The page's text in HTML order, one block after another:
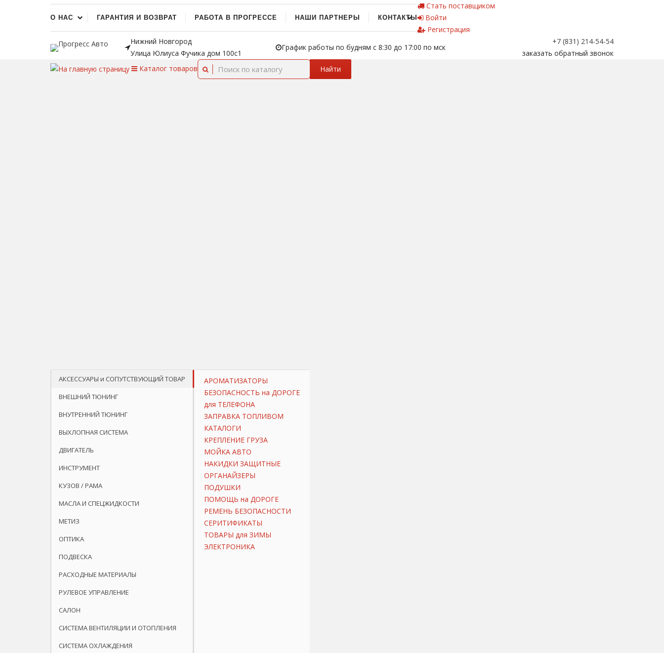
О НАС ГАРАНТИЯ И ВОЗВРАТ РАБОТА В ПРОГРЕССЕ НАШИ ПАРТНЕРЫ КОНТАКТЫ
Стать поставщиком
Войти
Регистрация
Нижний Новгород
Улица Юлиуса Фучика дом 100с1
График работы по будням с 8:30 до 17:00 по мск
+7 (831) 214-54-54
заказать обратный звонок
Каталог товаров Найти
АКСЕССУАРЫ и СОПУТСТВУЮЩИЙ ТОВАР
ВНЕШНИЙ ТЮНИНГ
ВНУТРЕННИЙ ТЮНИНГ
ВЫХЛОПНАЯ СИСТЕМА
ДВИГАТЕЛЬ
ИНСТРУМЕНТ
КУЗОВ / РАМА
МАСЛА И СПЕЦЖИДКОСТИ
МЕТИЗ
ОПТИКА
ПОДВЕСКА
РАСХОДНЫЕ МАТЕРИАЛЫ
РУЛЕВОЕ УПРАВЛЕНИЕ
САЛОН
СИСТЕМА ВЕНТИЛЯЦИИ И ОТОПЛЕНИЯ
СИСТЕМА ОХЛАЖДЕНИЯ
АРОМАТИЗАТОРЫ
БЕЗОПАСНОСТЬ на ДОРОГЕ
для ТЕЛЕФОНА
ЗАПРАВКА ТОПЛИВОМ
КАТАЛОГИ
КРЕПЛЕНИЕ ГРУЗА
МОЙКА АВТО
НАКИДКИ ЗАЩИТНЫЕ
ОРГАНАЙЗЕРЫ
ПОДУШКИ
ПОМОЩЬ на ДОРОГЕ
РЕМЕНЬ БЕЗОПАСНОСТИ
СЕРИТИФИКАТЫ
ТОВАРЫ для ЗИМЫ
ЭЛЕКТРОНИКА